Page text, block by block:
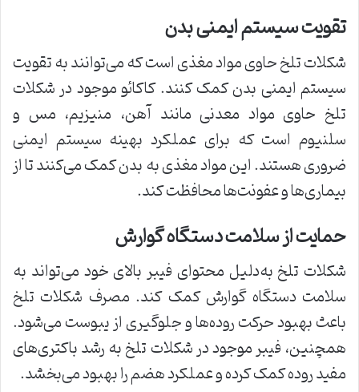
تقویت سیستم ایمنی بدن
شکلات تلخ حاوی مواد مغذی است که می‌توانند به تقویت
سیستم ایمنی بدن کمک کنند. کاکائو موجود در شکلات
تلخ حاوی مواد معدنی مانند آهن، منیزیم، مس و
سلنیوم است که برای عملکرد بهینه سیستم ایمنی
ضروری هستند. این مواد مغذی به بدن کمک می‌کنند تا از
بیماری‌ها و عفونت‌ها محافظت کند.
حمایت از سلامت دستگاه گوارش
شکلات تلخ به‌دلیل محتوای فیبر بالای خود می‌تواند به
سلامت دستگاه گوارش کمک کند. مصرف شکلات تلخ
باعث بهبود حرکت روده‌ها و جلوگیری از یبوست می‌شود.
همچنین، فیبر موجود در شکلات تلخ به رشد باکتری‌های
مفید روده کمک کرده و عملکرد هضم را بهبود می‌بخشد.